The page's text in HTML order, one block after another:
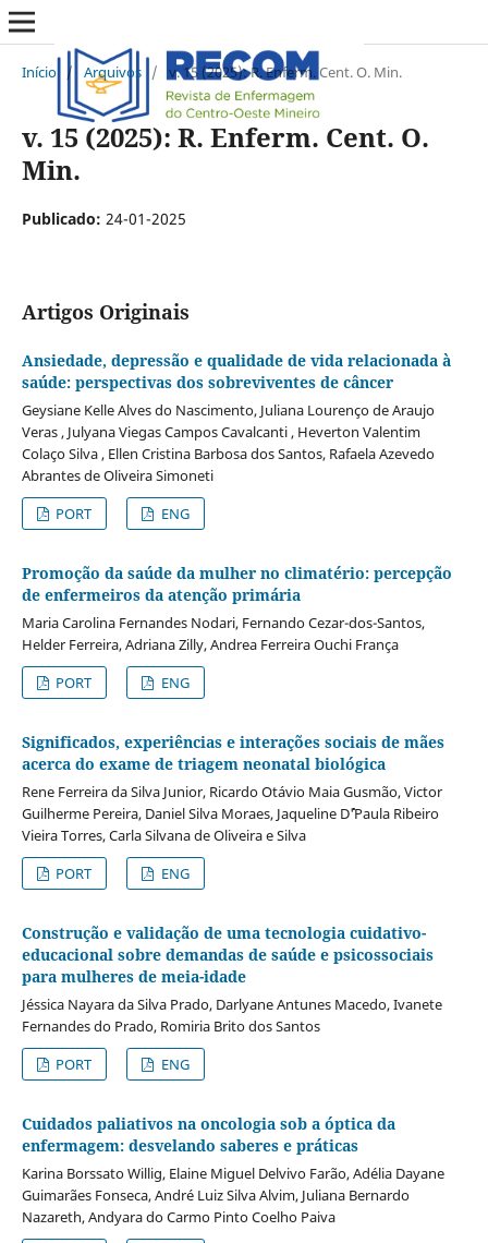
Início / Arquivos / v. 15 (2025): R. Enferm. Cent. O. Min.
v. 15 (2025): R. Enferm. Cent. O.
Min.
Publicado: 24-01-2025
Artigos Originais
Ansiedade, depressão e qualidade de vida relacionada à
saúde: perspectivas dos sobreviventes de câncer
Geysiane Kelle Alves do Nascimento, Juliana Lourenço de Araujo
Veras , Julyana Viegas Campos Cavalcanti , Heverton Valentim
Colaço Silva , Ellen Cristina Barbosa dos Santos, Rafaela Azevedo
Abrantes de Oliveira Simoneti
PORT
ENG
Promoção da saúde da mulher no climatério: percepção
de enfermeiros da atenção primária
Maria Carolina Fernandes Nodari, Fernando Cezar-dos-Santos,
Helder Ferreira, Adriana Zilly, Andrea Ferreira Ouchi França
PORT
ENG
Significados, experiências e interações sociais de mães
acerca do exame de triagem neonatal biológica
Rene Ferreira da Silva Junior, Ricardo Otávio Maia Gusmão, Victor
Guilherme Pereira, Daniel Silva Moraes, Jaqueline D`´'Paula Ribeiro
Vieira Torres, Carla Silvana de Oliveira e Silva
PORT
ENG
Construção e validação de uma tecnologia cuidativo-
educacional sobre demandas de saúde e psicossociais
para mulheres de meia-idade
Jéssica Nayara da Silva Prado, Darlyane Antunes Macedo, Ivanete
Fernandes do Prado, Romiria Brito dos Santos
PORT
ENG
Cuidados paliativos na oncologia sob a óptica da
enfermagem: desvelando saberes e práticas
Karina Borssato Willig, Elaine Miguel Delvivo Farão, Adélia Dayane
Guimarães Fonseca, André Luiz Silva Alvim, Juliana Bernardo
Nazareth, Andyara do Carmo Pinto Coelho Paiva